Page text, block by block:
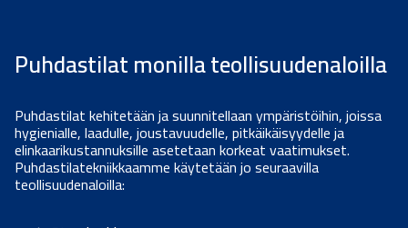
Puhdastilat monilla teollisuudenaloilla
Puhdastilat kehitetään ja suunnitellaan ympäristöihin, joissa
hygienialle, laadulle, joustavuudelle, pitkäikäisyydelle ja
elinkaarikustannuksille asetetaan korkeat vaatimukset.
Puhdastilatekniikkaamme käytetään jo seuraavilla
teollisuudenaloilla: